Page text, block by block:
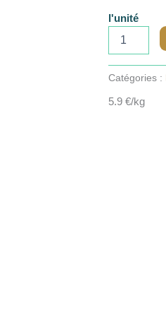
l'unité
quantité
Moelleuse
potimarron,
Catégories :
5.9 €/kg